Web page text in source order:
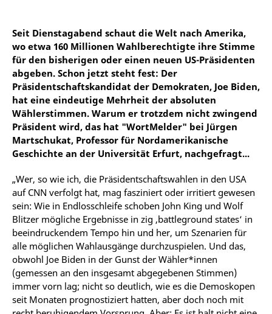
Seit Dienstagabend schaut die Welt nach Amerika,
wo etwa 160 Millionen Wahlberechtigte ihre Stimme
für den bisherigen oder einen neuen US-Präsidenten
abgeben. Schon jetzt steht fest: Der
Präsidentschaftskandidat der Demokraten, Joe Biden,
hat eine eindeutige Mehrheit der absoluten
Wählerstimmen. Warum er trotzdem nicht zwingend
Präsident wird, das hat "WortMelder" bei Jürgen
Martschukat, Professor für Nordamerikanische
Geschichte an der Universität Erfurt, nachgefragt...
„Wer, so wie ich, die Präsidentschaftswahlen in den USA
auf CNN verfolgt hat, mag fasziniert oder irritiert gewesen
sein: Wie in Endlosschleife schoben John King und Wolf
Blitzer mögliche Ergebnisse in zig ‚battleground states‘ in
beeindruckendem Tempo hin und her, um Szenarien für
alle möglichen Wahlausgänge durchzuspielen. Und das,
obwohl Joe Biden in der Gunst der Wähler*innen
(gemessen an den insgesamt abgegebenen Stimmen)
immer vorn lag; nicht so deutlich, wie es die Demoskopen
seit Monaten prognostiziert hatten, aber doch noch mit